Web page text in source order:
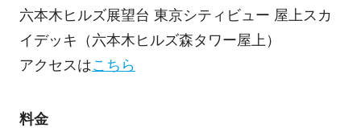
六本木ヒルズ展望台 東京シティビュー 屋上スカ
イデッキ（六本木ヒルズ森タワー屋上）
アクセスはこちら
料金